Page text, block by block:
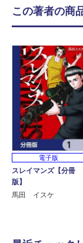
この著者の商
電子版
スレイマンズ【分冊
版】
馬田 イスケ